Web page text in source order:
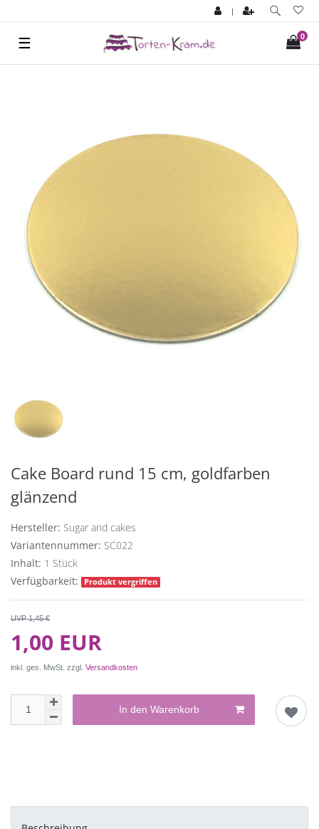
|
0
☰
Cake Board rund 15 cm, goldfarben
glänzend
Hersteller: Sugar and cakes
Variantennummer: SC022
Inhalt: 1 Stück
Verfügbarkeit:
Produkt vergriffen
UVP 1,45 €
1,00 EUR
inkl. ges. MwSt. zzgl. Versandkosten
In den Warenkorb